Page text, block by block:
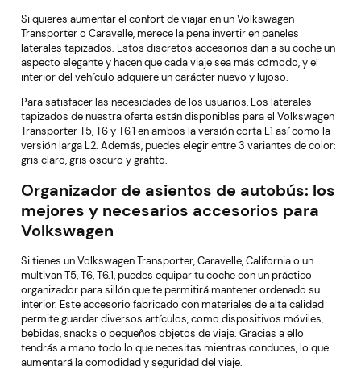
Si quieres aumentar el confort de viajar en un Volkswagen
Transporter o Caravelle, merece la pena invertir en paneles
laterales tapizados. Estos discretos accesorios dan a su coche un
aspecto elegante y hacen que cada viaje sea más cómodo, y el
interior del vehículo adquiere un carácter nuevo y lujoso.
Para satisfacer las necesidades de los usuarios, Los laterales
tapizados de nuestra oferta están disponibles para el Volkswagen
Transporter T5, T6 y T6.1 en ambos la versión corta L1 así como la
versión larga L2. Además, puedes elegir entre 3 variantes de color:
gris claro, gris oscuro y grafito.
Organizador de asientos de autobús: los
mejores y necesarios accesorios para
Volkswagen
Si tienes un Volkswagen Transporter, Caravelle, California o un
multivan T5, T6, T6.1, puedes equipar tu coche con un práctico
organizador para sillón que te permitirá mantener ordenado su
interior. Este accesorio fabricado con materiales de alta calidad
permite guardar diversos artículos, como dispositivos móviles,
bebidas, snacks o pequeños objetos de viaje. Gracias a ello
tendrás a mano todo lo que necesitas mientras conduces, lo que
aumentará la comodidad y seguridad del viaje.